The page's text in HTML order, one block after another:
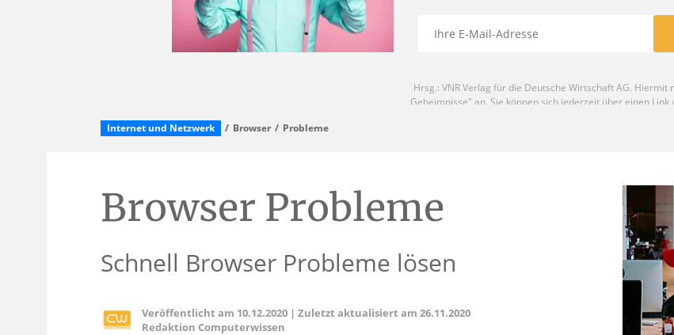
Internet und Netzwerk Browser Probleme
Browser Probleme
Schnell Browser Probleme lösen
Veröffentlicht am 10.12.2020 | Zuletzt aktualisiert am 26.11.2020
Redaktion Computerwissen